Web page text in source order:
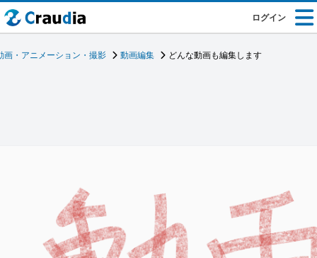
ログイン
画・アニメーション・撮影 動画編集 どんな動画も編集します